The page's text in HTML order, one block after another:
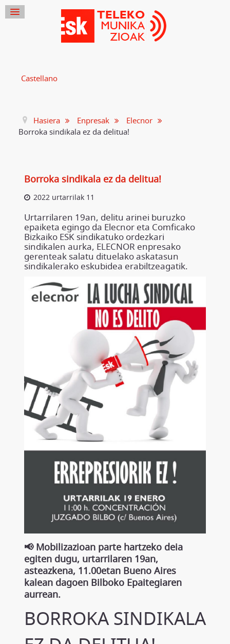
Castellano
Hasiera Enpresak
Elecnor
Borroka sindikala ez da delitua!
Borroka sindikala ez da delitua!
2022 urtarrilak 11
Urtarrilaren 19an, delitu arinei buruzko
epaiketa egingo da Elecnor eta Comficako
Bizkaiko ESK sindikatuko ordezkari
sindikalen aurka, ELECNOR enpresako
gerenteak salatu dituelako askatasun
sindikalerako eskubidea erabiltzeagatik.
📢 Mobilizazioan parte hartzeko deia
egiten dugu, urtarrilaren 19an,
asteazkena, 11.00etan Bueno Aires
kalean dagoen Bilboko Epaitegiaren
aurrean.
BORROKA SINDIKALA